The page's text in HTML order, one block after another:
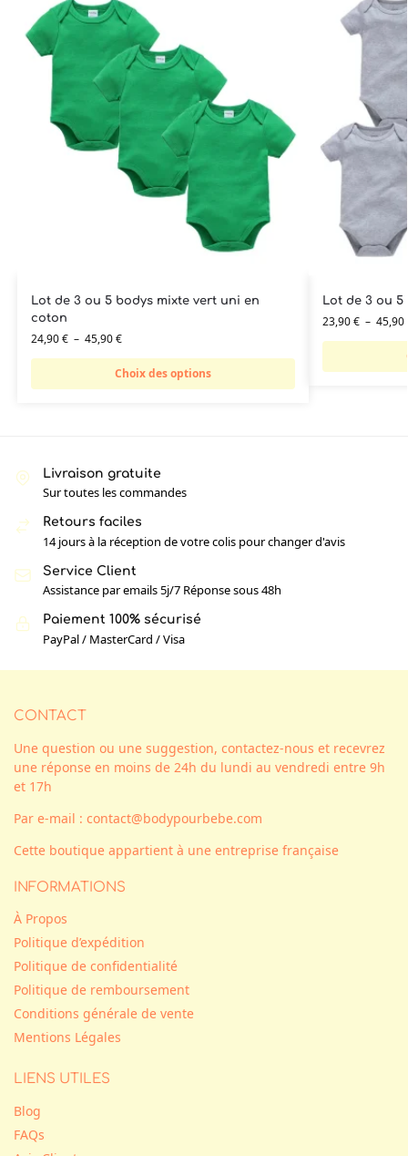
Lot de 3 ou 5 bodys mixte vert uni en
coton
24,90€ – 45,90€
Choix des options
Lot de 3 ou
23,90€ – 45,90
Livraison gratuite
Sur toutes les commandes
Retours faciles
14 jours à la réception de votre colis pour changer d'avis
Service Client
Assistance par emails 5j/7 Réponse sous 48h
Paiement 100% sécurisé
PayPal / MasterCard / Visa
CONTACT
Une question ou une suggestion, contactez-nous et recevrez
une réponse en moins de 24h du lundi au vendredi entre 9h
et 17h
Par e-mail : contact@bodypourbebe.com
Cette boutique appartient à une entreprise française
INFORMATIONS
À Propos
Politique d’expédition
Politique de confidentialité
Politique de remboursement
Conditions générale de vente
Mentions Légales
LIENS UTILES
Blog
FAQs